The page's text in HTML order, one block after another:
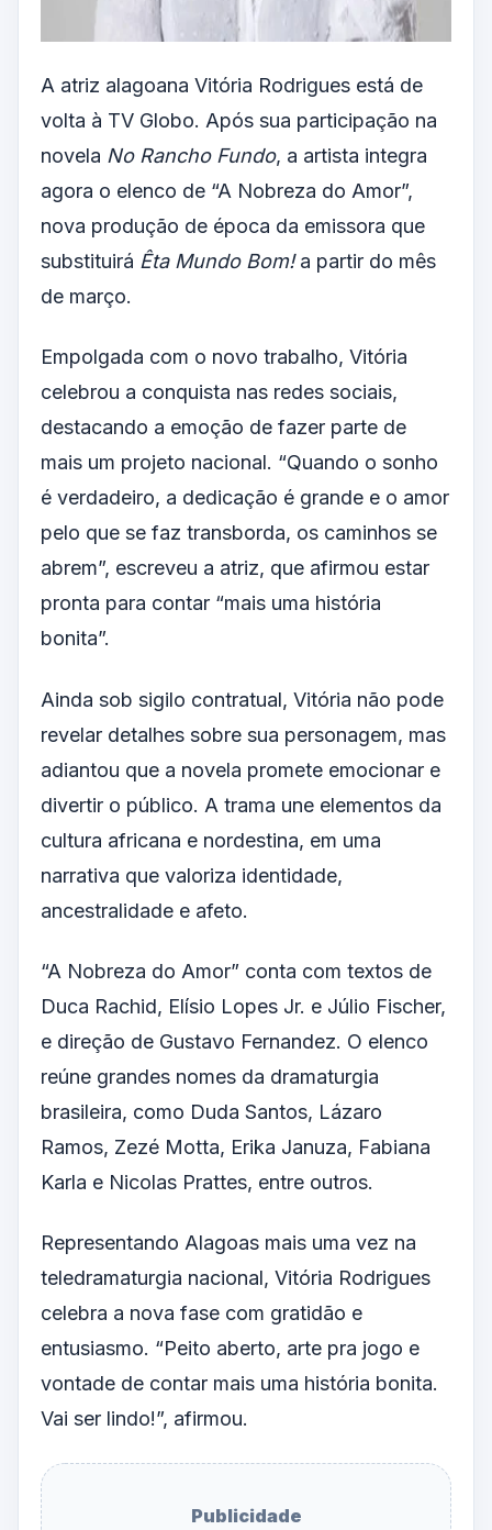
A atriz alagoana Vitória Rodrigues está de
volta à TV Globo. Após sua participação na
novela No Rancho Fundo, a artista integra
agora o elenco de “A Nobreza do Amor”,
nova produção de época da emissora que
substituirá Êta Mundo Bom!a partir do mês
de março.
Empolgada com o novo trabalho, Vitória
celebrou a conquista nas redes sociais,
destacando a emoção de fazer parte de
mais um projeto nacional. “Quando o sonho
é verdadeiro, a dedicação é grande e o amor
pelo que se faz transborda, os caminhos se
abrem”, escreveu a atriz, que afirmou estar
pronta para contar “mais uma história
bonita”.
Ainda sob sigilo contratual, Vitória não pode
revelar detalhes sobre sua personagem, mas
adiantou que a novela promete emocionar e
divertir o público. A trama une elementos da
cultura africana e nordestina, em uma
narrativa que valoriza identidade,
ancestralidade e afeto.
“A Nobreza do Amor” conta com textos de
Duca Rachid, Elísio Lopes Jr. e Júlio Fischer,
e direção de Gustavo Fernandez. O elenco
reúne grandes nomes da dramaturgia
brasileira, como Duda Santos, Lázaro
Ramos, Zezé Motta, Erika Januza, Fabiana
Karla e Nicolas Prattes, entre outros.
Representando Alagoas mais uma vez na
teledramaturgia nacional, Vitória Rodrigues
celebra a nova fase com gratidão e
entusiasmo. “Peito aberto, arte pra jogo e
vontade de contar mais uma história bonita.
Vai ser lindo!”, afirmou.
Publicidade